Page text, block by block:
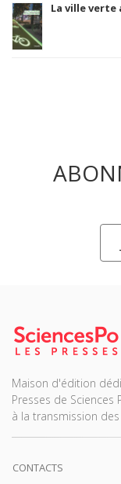
La ville verte
Maison d'édition
Presses de
à la transmission
CONTACTS